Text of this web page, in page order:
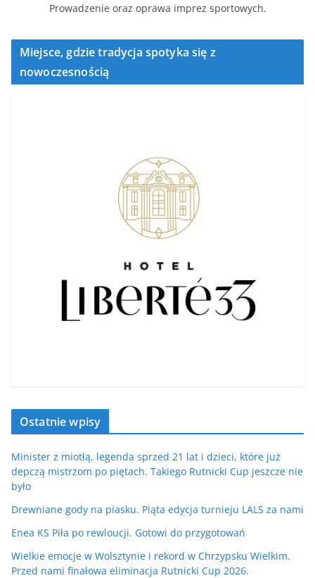
Prowadzenie oraz oprawa imprez sportowych.
Miejsce, gdzie tradycja spotyka się z
nowoczesnością
Ostatnie wpisy
Minister z miotłą, legenda sprzed 21 lat i dzieci, które już
depczą mistrzom po piętach. Takiego Rutnicki Cup jeszcze nie
było
Drewniane gody na piasku. Piąta edycja turnieju LALS za nami
Enea KS Piła po rewloucji. Gotowi do przygotowań
Wielkie emocje w Wolsztynie i rekord w Chrzypsku Wielkim.
Przed nami finałowa eliminacja Rutnicki Cup 2026.